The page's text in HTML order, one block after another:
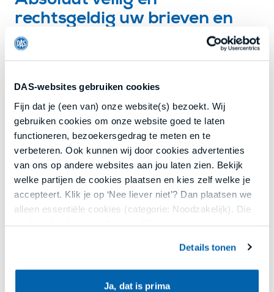
DAS-websites gebruiken cookies
Fijn dat je (een van) onze website(s) bezoekt. Wij
gebruiken cookies om onze website goed te laten
functioneren, bezoekersgedrag te meten en te
verbeteren. Ook kunnen wij door cookies advertenties
van ons op andere websites aan jou laten zien. Bekijk
welke partijen de cookies plaatsen en kies zelf welke je
accepteert. Klik je op ‘Nee liever niet’? Dan plaatsen we
alleen essentiële cookies (categorie: Noodzakelijk). Die
Jouw keuze kun je opnieuw aanpassen of intrekken via
ons cookieoverzicht onderaan onze websites of in de
menu’s van onze apps. Lees meer in
Details tonen
Ja, dat is prima
rechtsgeldig uw brieven en
contracten versturen met
Veilig voor digitale documenten
Goedkoper dan een postzegel,
Met de zekerheid van aangetekend
Rechtsgeldig
Hoe verstuur je een
Je klikt aan het einde van het bestelproces
Je downloadt de brief overschrijding levertijd.